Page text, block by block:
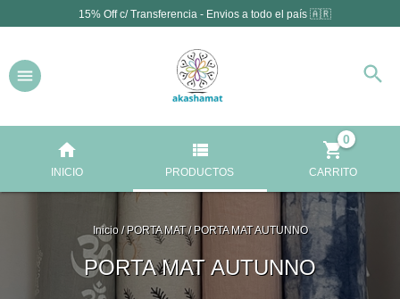
15% Off c/ Transferencia - Envios a todo el país 🇦🇷
INICIO PRODUCTOS CARRITO
0
Inicio / PORTA MAT / PORTA MAT AUTUNNO
PORTA MAT AUTUNNO